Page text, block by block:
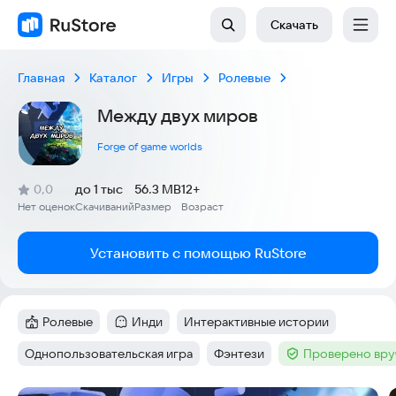
Скачать
Главная Каталог Игры Ролевые
Между двух миров
Forge of game worlds
Рейтинг:
0,0
(
Нет оценок
)
Скачиваний
до 1 тыс
Размер
56.3 MB
Возраст
12+
Установить с помощью RuStore
Категория:
Ролевые Категория
Инди Тег:
Интерактивные истории
Тег:
Однопользовательская игра Тег:
Фэнтези Тег :Проверено